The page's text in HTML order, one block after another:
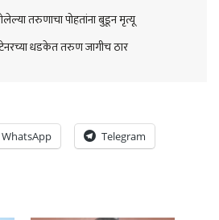
गेलेल्या तरुणाचा पोहतांना बुडून मृत्यू
धडकेत तरुण जागीच ठार
WhatsApp Telegram